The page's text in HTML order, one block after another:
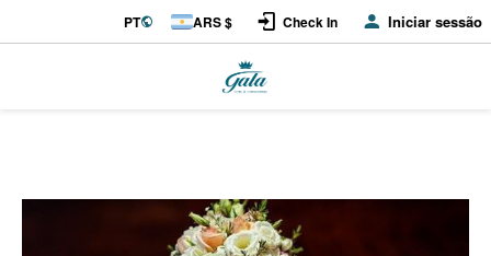
PT ARS $ Check In Iniciar sessão